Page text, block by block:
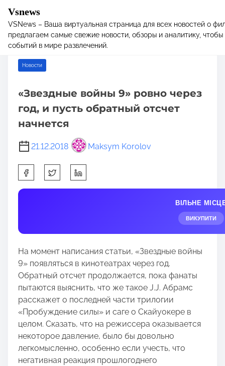
Vsnews
VSNews – Ваша виртуальная страница для всех новостей о
предлагаем самые свежие новости, обзоры и аналитику,
событий в мире развлечений.
Home/Новости / «Звездные войны 9» ровно через год, и пусть
обратный отсчет начнется
Новости
«Звездные войны 9» ровно через
год, и пусть обратный отсчет
начнется
21.12.2018 Maksym Korolov
h
a
t
i
s
p
o
s
t
o
n
:
ВІЛЬНЕ
ВИКУПИТИ
На момент написания статьи, «Звездные войны
9» появляться в кинотеатрах через год.
Обратный отсчет продолжается, пока фанаты
пытаются выяснить, что же такое J.J. Абрамс
расскажет о последней части трилогии
«Пробуждение силы» и саге о Скайуокере в
целом. Сказать, что на режиссера оказывается
некоторое давление, было бы довольно
легкомысленно, особенно если учесть, что
негативная реакция прошлогоднего